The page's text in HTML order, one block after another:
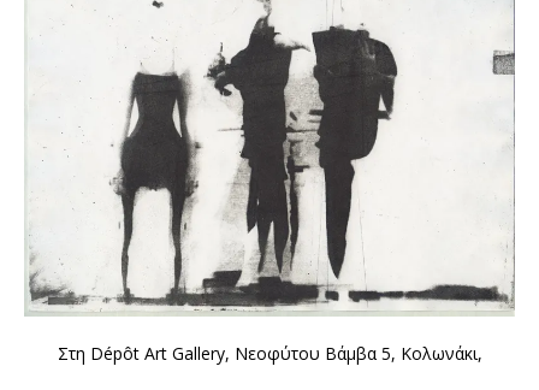
Στη Dépôt Art Gallery, Νεοφύτου Βάμβα 5, Κολωνάκι,